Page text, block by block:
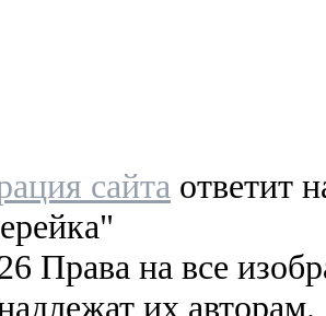
сайта ответит
Права на все
их авторам.